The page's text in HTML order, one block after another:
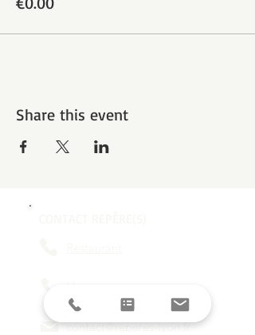
Share this event
contact@reperes-lyon.fr